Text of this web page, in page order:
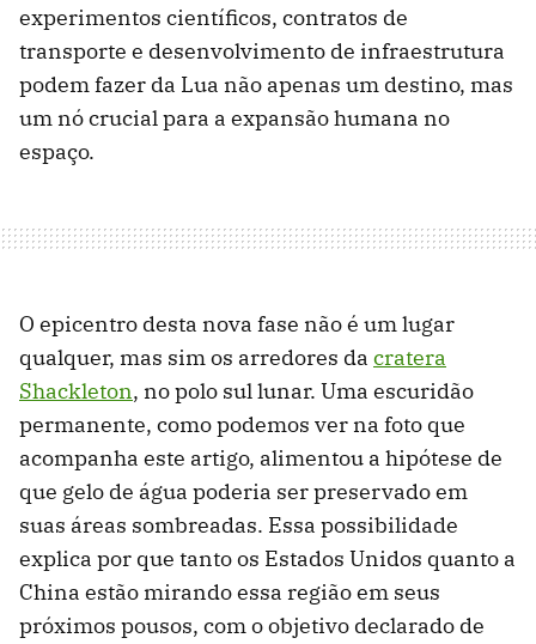
experimentos científicos, contratos de
transporte e desenvolvimento de infraestrutura
podem fazer da Lua não apenas um destino, mas
um nó crucial para a expansão humana no
espaço.
O epicentro desta nova fase não é um lugar
qualquer, mas sim os arredores da cratera
Shackleton, no polo sul lunar. Uma escuridão
permanente, como podemos ver na foto que
acompanha este artigo, alimentou a hipótese de
que gelo de água poderia ser preservado em
suas áreas sombreadas. Essa possibilidade
explica por que tanto os Estados Unidos quanto a
China estão mirando essa região em seus
próximos pousos, com o objetivo declarado de